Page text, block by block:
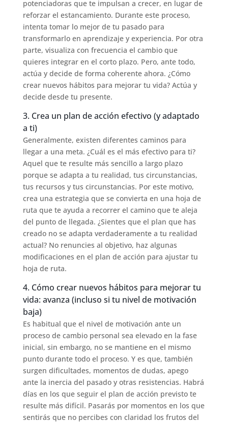
potenciadoras que te impulsan a crecer, en lugar de
reforzar el estancamiento. Durante este proceso,
intenta tomar lo mejor de tu pasado para
transformarlo en aprendizaje y experiencia. Por otra
parte, visualiza con frecuencia el cambio que
quieres integrar en el corto plazo. Pero, ante todo,
actúa y decide de forma coherente ahora. ¿Cómo
crear nuevos hábitos para mejorar tu vida? Actúa y
decide desde tu presente.
3. Crea un plan de acción efectivo (y adaptado
a ti)
Generalmente, existen diferentes caminos para
llegar a una meta. ¿Cuál es el más efectivo para ti?
Aquel que te resulte más sencillo a largo plazo
porque se adapta a tu realidad, tus circunstancias,
tus recursos y tus circunstancias. Por este motivo,
crea una estrategia que se convierta en una hoja de
ruta que te ayuda a recorrer el camino que te aleja
del punto de llegada. ¿Sientes que el plan que has
creado no se adapta verdaderamente a tu realidad
actual? No renuncies al objetivo, haz algunas
modificaciones en el plan de acción para ajustar tu
hoja de ruta.
4. Cómo crear nuevos hábitos para mejorar tu
vida: avanza (incluso si tu nivel de motivación
baja)
Es habitual que el nivel de motivación ante un
proceso de cambio personal sea elevado en la fase
inicial, sin embargo, no se mantiene en el mismo
punto durante todo el proceso. Y es que, también
surgen dificultades, momentos de dudas, apego
ante la inercia del pasado y otras resistencias. Habrá
días en los que seguir el plan de acción previsto te
resulte más difícil. Pasarás por momentos en los que
sentirás que no percibes con claridad los frutos del